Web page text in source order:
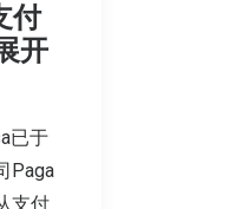
付
开
已于
Paga
支付